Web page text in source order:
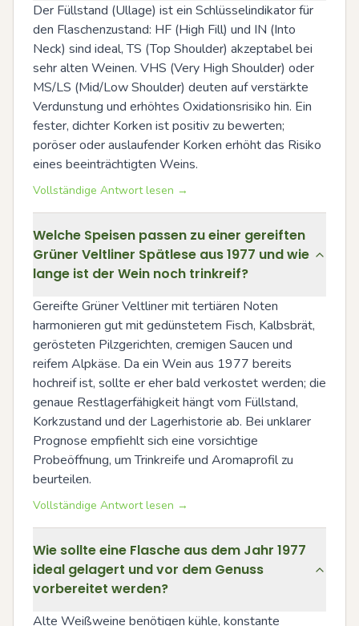
Der Füllstand (Ullage) ist ein Schlüsselindikator für
den Flaschenzustand: HF (High Fill) und IN (Into
Neck) sind ideal, TS (Top Shoulder) akzeptabel bei
sehr alten Weinen. VHS (Very High Shoulder) oder
MS/LS (Mid/Low Shoulder) deuten auf verstärkte
Verdunstung und erhöhtes Oxidationsrisiko hin. Ein
fester, dichter Korken ist positiv zu bewerten;
poröser oder auslaufender Korken erhöht das Risiko
eines beeinträchtigten Weins.
Vollständige Antwort lesen →
Welche Speisen passen zu einer gereiften
Grüner Veltliner Spätlese aus 1977 und wie
lange ist der Wein noch trinkreif?
Gereifte Grüner Veltliner mit tertiären Noten
harmonieren gut mit gedünstetem Fisch, Kalbsbrät,
gerösteten Pilzgerichten, cremigen Saucen und
reifem Alpkäse. Da ein Wein aus 1977 bereits
hochreif ist, sollte er eher bald verkostet werden; die
genaue Restlagerfähigkeit hängt vom Füllstand,
Korkzustand und der Lagerhistorie ab. Bei unklarer
Prognose empfiehlt sich eine vorsichtige
Probeöffnung, um Trinkreife und Aromaprofil zu
beurteilen.
Vollständige Antwort lesen →
Wie sollte eine Flasche aus dem Jahr 1977
ideal gelagert und vor dem Genuss
vorbereitet werden?
Alte Weißweine benötigen kühle, konstante